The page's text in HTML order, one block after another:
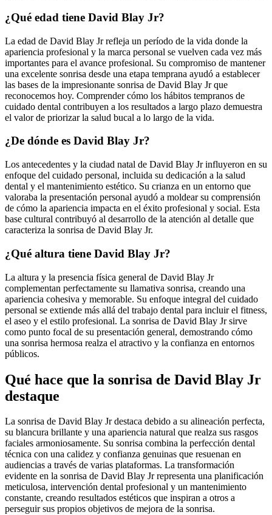
¿Qué edad tiene David Blay Jr?
La edad de David Blay Jr refleja un período de la vida donde la
apariencia profesional y la marca personal se vuelven cada vez más
importantes para el avance profesional. Su compromiso de mantener
una excelente sonrisa desde una etapa temprana ayudó a establecer
las bases de la impresionante sonrisa de David Blay Jr que
reconocemos hoy. Comprender cómo los hábitos tempranos de
cuidado dental contribuyen a los resultados a largo plazo demuestra
el valor de priorizar la salud bucal a lo largo de la vida.
¿De dónde es David Blay Jr?
Los antecedentes y la ciudad natal de David Blay Jr influyeron en su
enfoque del cuidado personal, incluida su dedicación a la salud
dental y el mantenimiento estético. Su crianza en un entorno que
valoraba la presentación personal ayudó a moldear su comprensión
de cómo la apariencia impacta en el éxito profesional y social. Esta
base cultural contribuyó al desarrollo de la atención al detalle que
caracteriza la sonrisa de David Blay Jr.
¿Qué altura tiene David Blay Jr?
La altura y la presencia física general de David Blay Jr
complementan perfectamente su llamativa sonrisa, creando una
apariencia cohesiva y memorable. Su enfoque integral del cuidado
personal se extiende más allá del trabajo dental para incluir el fitness,
el aseo y el estilo profesional. La sonrisa de David Blay Jr sirve
como punto focal de su presentación general, demostrando cómo
una sonrisa hermosa realza el atractivo y la confianza en entornos
públicos.
Qué hace que la sonrisa de David Blay Jr
destaque
La sonrisa de David Blay Jr destaca debido a su alineación perfecta,
su blancura brillante y una apariencia natural que realza sus rasgos
faciales armoniosamente. Su sonrisa combina la perfección dental
técnica con una calidez y confianza genuinas que resuenan en
audiencias a través de varias plataformas. La transformación
evidente en la sonrisa de David Blay Jr representa una planificación
meticulosa, intervención dental profesional y un mantenimiento
constante, creando resultados estéticos que inspiran a otros a
perseguir sus propios objetivos de mejora de la sonrisa.